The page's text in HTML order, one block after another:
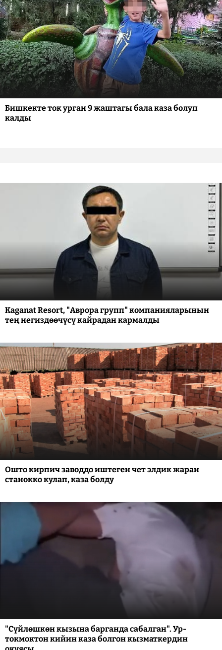
Бишкекте ток урган 9 жаштагы бала каза болуп
калды
Kaganat Resort, "Аврора групп" компанияларынын
тең негиздөөчүсү кайрадан кармалды
Ошто кирпич заводдо иштеген чет элдик жаран
станокко кулап, каза болду
"Сүйлөшкөн кызына барганда сабалган". Ур-
токмоктон кийин каза болгон кызматкердин